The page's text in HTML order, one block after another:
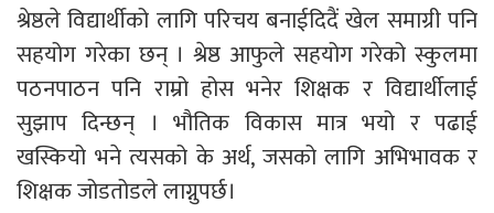
श्रेष्ठले विद्यार्थीको लागि परिचय बनाईदिदैं खेल समाग्री पनि
सहयोग गरेका छन् । श्रेष्ठ आफुले सहयोग गरेको स्कुलमा
पठनपाठन पनि राम्रो होस भनेर शिक्षक र विद्यार्थीलाई
सुझाप दिन्छन् । भौतिक विकास मात्र भयो र पढाई
खस्कियो भने त्यसको के अर्थ, जसको लागि अभिभावक र
शिक्षक जोडतोडले लाग्नुपर्छ।